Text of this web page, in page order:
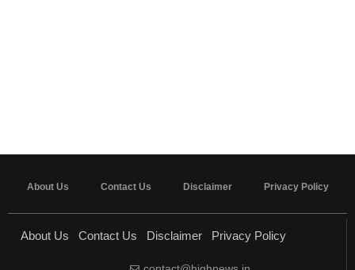
About Us Contact Us Disclaimer Privacy Policy
About Us Contact Us Disclaimer Privacy Policy